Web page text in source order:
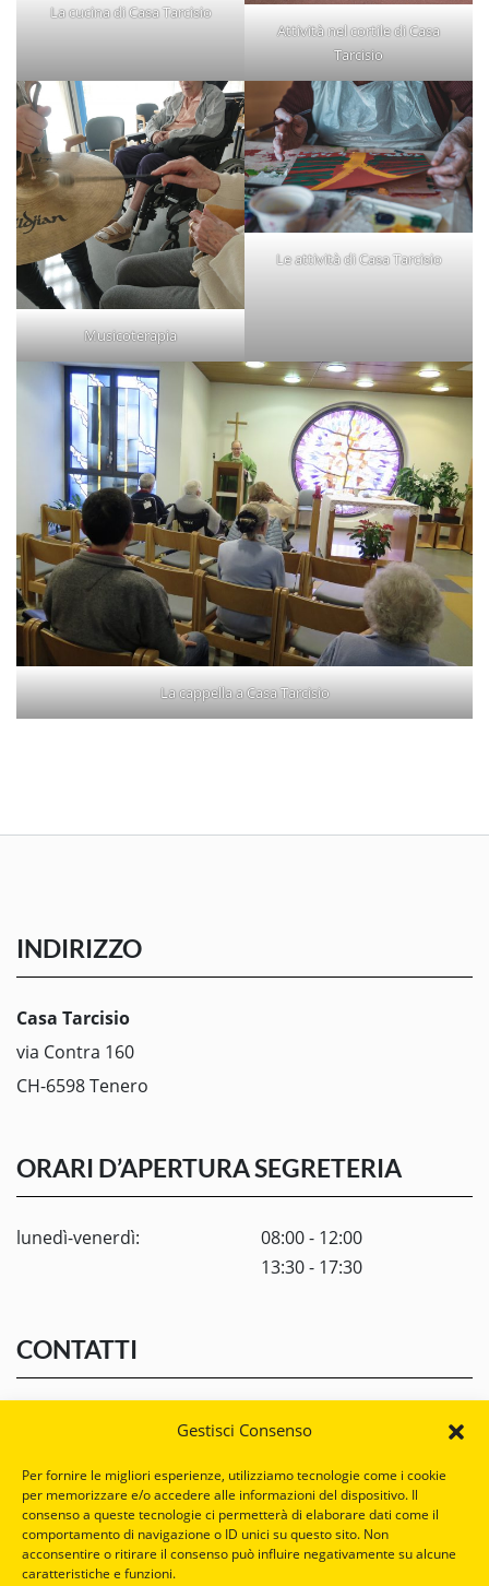
Gestisci Consenso
Per fornire le migliori esperienze, utilizziamo tecnologie come i cookie
per memorizzare e/o accedere alle informazioni del dispositivo. Il
consenso a queste tecnologie ci permetterà di elaborare dati come il
comportamento di navigazione o ID unici su questo sito. Non
acconsentire o ritirare il consenso può influire negativamente su alcune
caratteristiche e funzioni.
La cucina di Casa Tarcisio
Attività nel cortile di Casa
Tarcisio
Musicoterapia
Le attività di Casa Tarcisio
La cappella a Casa Tarcisio
INDIRIZZO
Casa Tarcisio
via Contra 160
CH-6598 Tenero
ORARI D’APERTURA SEGRETERIA
lunedì-venerdì:
08:00 - 12:00
13:30 - 17:30
CONTATTI
Chiama Casa Tarcisio
Scrivi a Casa Tarcisio